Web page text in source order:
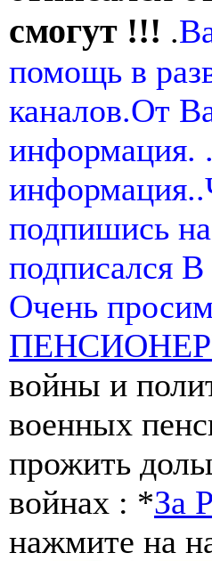
смогут !!! .
помощь в
каналов.От
информация.
подпишись
подписался
Очень
войны и
военных
прожить
войнах : *За
нажмите на